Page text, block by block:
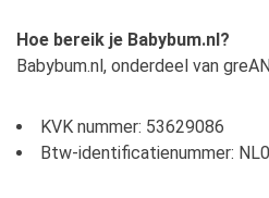
Hoe begin ik?
Hoe bereik je Babybum.nl?
Babybum.nl, onderdeel van
KVK nummer: 53629086
Btw-identificatienummer: